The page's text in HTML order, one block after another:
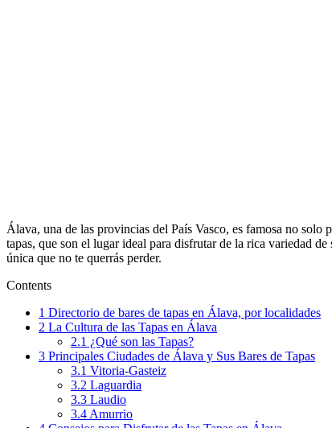
Álava, una de las provincias del País Vasco, es famosa no
tapas, que son el lugar ideal para disfrutar de la rica variedad
única que no te querrás perder.
Contents
1 Directorio de bares de tapas en Álava, por localidades
2 La Cultura de las Tapas en Álava
2.1 ¿Qué son las Tapas?
3 Principales Ciudades de Álava y Sus Bares de Tapas
3.1 Vitoria-Gasteiz
3.2 Laguardia
3.3 Laudio
3.4 Amurrio